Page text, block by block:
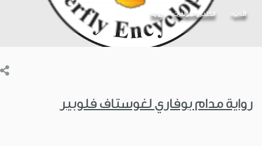
الأدب الكتب والمؤلفات رواية
رواية مدام بوفاري لغوستاف فلوبير